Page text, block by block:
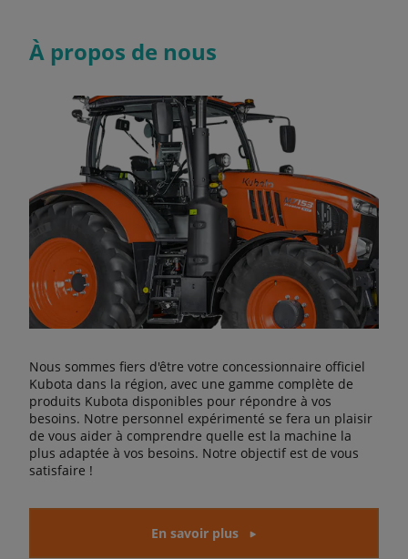
À propos de nous
Nous sommes fiers d'être votre concessionnaire officiel
Kubota dans la région, avec une gamme complète de
produits Kubota disponibles pour répondre à vos
besoins. Notre personnel expérimenté se fera un plaisir
de vous aider à comprendre quelle est la machine la
plus adaptée à vos besoins. Notre objectif est de vous
satisfaire !
En savoir plus